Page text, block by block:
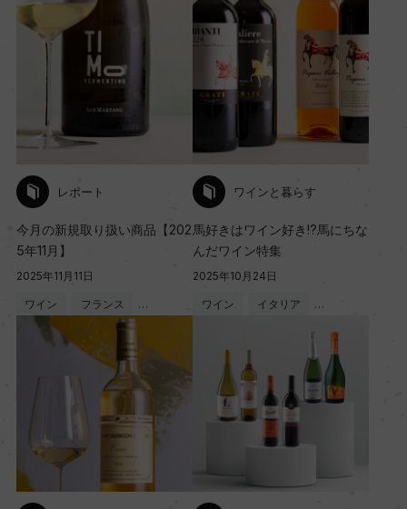
レポート
今月の新規取り扱い商品【202
5年11月】
2025年11月11日
ワイン フランス …
ワインと暮らす
馬好きはワイン好き!?馬にちな
んだワイン特集
2025年10月24日
ワイン イタリア …